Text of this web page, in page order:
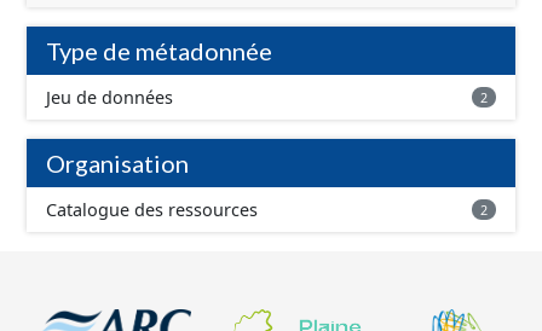
Type de métadonnée
Jeu de données 2
Organisation
Catalogue des ressources 2